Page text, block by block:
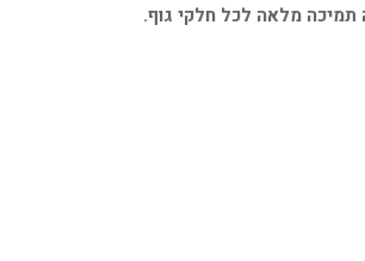
תמיכה מלאה לכל חלקי גוף.